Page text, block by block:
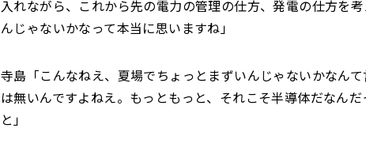
入れながら、これから先の電力の管理の仕方、発電の仕方を
んじゃないかなって本当に思いますね」
寺島「こんなねえ、夏場でちょっとまずいんじゃないかなん
は無いんですよねえ。もっともっと、それこそ半導体だなん
と」